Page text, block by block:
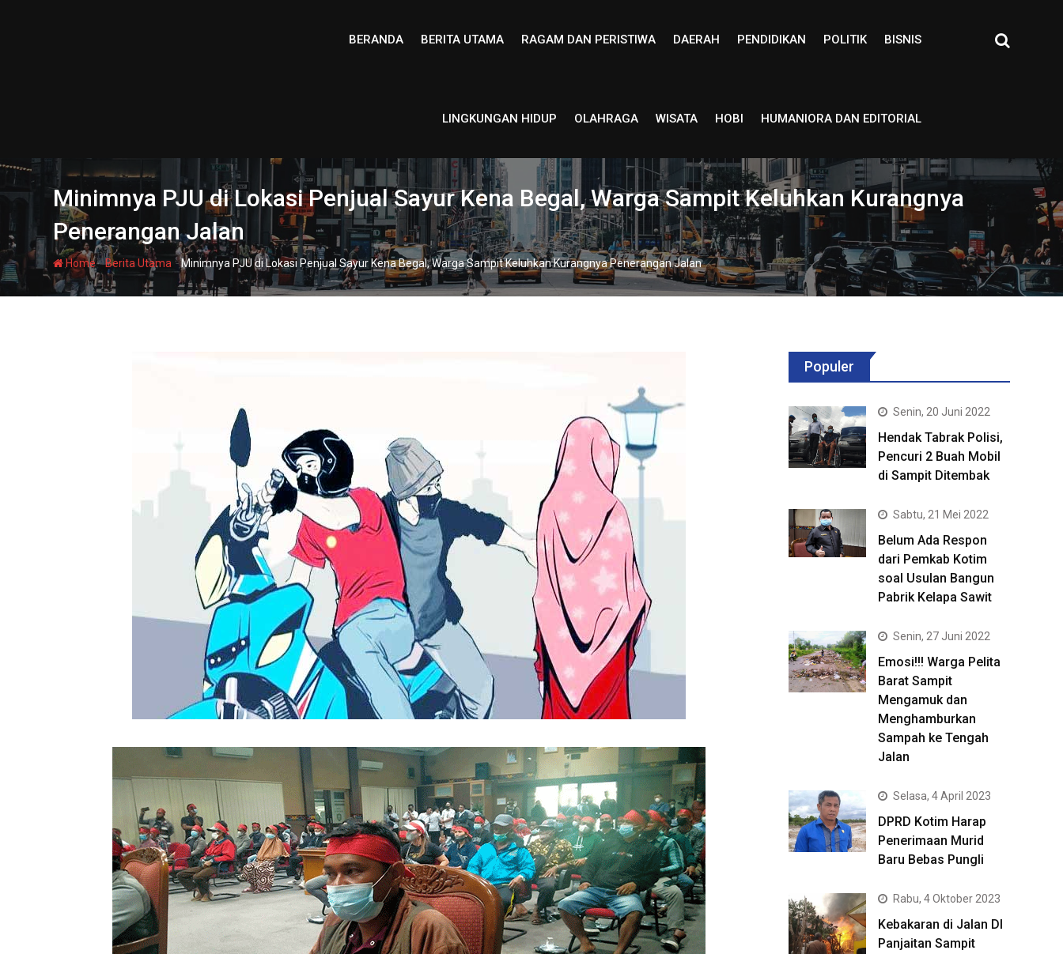
BERANDA BERITA UTAMA RAGAM DAN PERISTIWA DAERAH PENDIDIKAN POLITIK BISNIS
LINGKUNGAN HIDUP OLAHRAGA WISATA HOBI HUMANIORA DAN EDITORIAL
Minimnya PJU di Lokasi Penjual Sayur Kena Begal, Warga Sampit Keluhkan Kurangnya
Penerangan Jalan
Home-Berita Utama -Minimnya PJU di Lokasi Penjual Sayur Kena Begal, Warga Sampit Keluhkan Kurangnya Penerangan Jalan
Populer
Senin, 20 Juni 2022
Hendak Tabrak Polisi,
Pencuri 2 Buah Mobil
di Sampit Ditembak
Sabtu, 21 Mei 2022
Belum Ada Respon
dari Pemkab Kotim
soal Usulan Bangun
Pabrik Kelapa Sawit
Senin, 27 Juni 2022
Emosi!!! Warga Pelita
Barat Sampit
Mengamuk dan
Menghamburkan
Sampah ke Tengah
Jalan
Selasa, 4 April 2023
DPRD Kotim Harap
Penerimaan Murid
Baru Bebas Pungli
Rabu, 4 Oktober 2023
Kebakaran di Jalan DI
Panjaitan Sampit